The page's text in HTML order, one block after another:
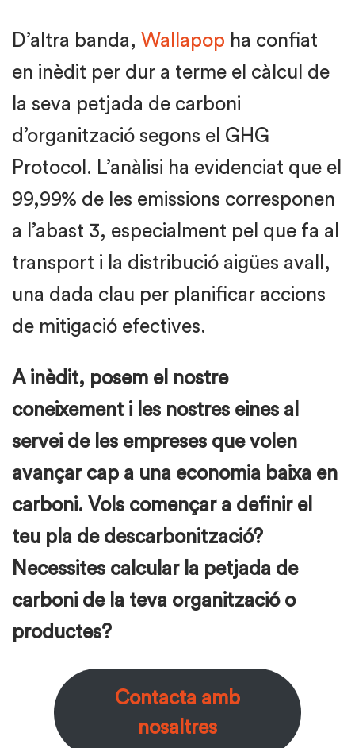
D’altra banda, Wallapop ha confiat
en inèdit per dur a terme el càlcul de
la seva petjada de carboni
d’organització segons el GHG
Protocol. L’anàlisi ha evidenciat que el
99,99% de les emissions corresponen
a l’abast 3, especialment pel que fa al
transport i la distribució aigües avall,
una dada clau per planificar accions
de mitigació efectives.
A inèdit, posem el nostre
coneixement i les nostres eines al
servei de les empreses que volen
avançar cap a una economia baixa en
carboni. Vols començar a definir el
teu pla de descarbonització?
Necessites calcular la petjada de
carboni de la teva organització o
productes?
Contacta amb
nosaltres